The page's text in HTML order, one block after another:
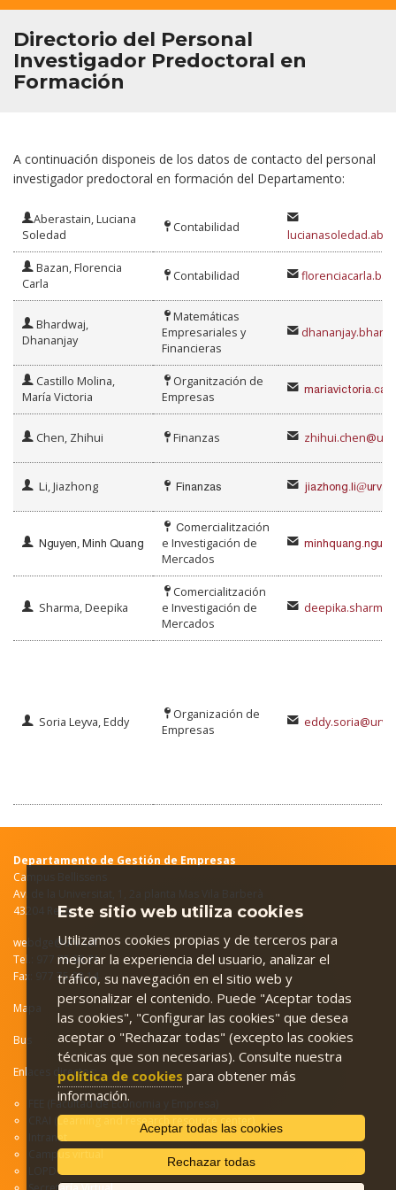
Directorio del Personal
Investigador Predoctoral en
Formación
A continuación disponeis de los datos de contacto del personal
investigador predoctoral en formación del Departamento:
Aberastain, Luciana
Soledad
Contabilidad
Bazan, Florencia
Carla
Contabilidad
Bhardwaj,
Dhananjay
Matemáticas
Empresariales y
Financieras
Castillo Molina,
María Victoria
Organitzación de
Empresas
Chen, Zhihui Finanzas
Li, Jiazhong Finanzas
Nguyen, Minh Quang
Comercialitzación
e Investigación de
Mercados
Sharma, Deepika
Comercialitzación
e Investigación de
Mercados
Soria Leyva, Eddy
Organización de
Empresas
Departamento de Gestión de Empresas
Campus Bellissens
Av. de la Universitat, 1, 2a planta Mas Vila Barberà
43204 Reus
webdge@urv.cat
Tel.: 977 75 98 71
Fax: 977 75 98 14
Mapa
Bus
Enlaces directos:
FEE (Facultad de Economia y Empresa)
CRAI (Learning and research resource center)
Intranet
ampus virtual
LOPD
Este sitio web utiliza cookies
Utilizamos cookies propias y de terceros para
mejorar la experiencia del usuario, analizar el
tráfico, su navegación en el sitio web y
personalizar el contenido. Puede "Aceptar todas
las cookies", "Configurar las cookies" que desea
aceptar o "Rechazar todas" (excepto las cookies
técnicas que son necesarias). Consulte nuestra
política de cookies para obtener más
información.
Aceptar todas las cookies
Rechazar todas